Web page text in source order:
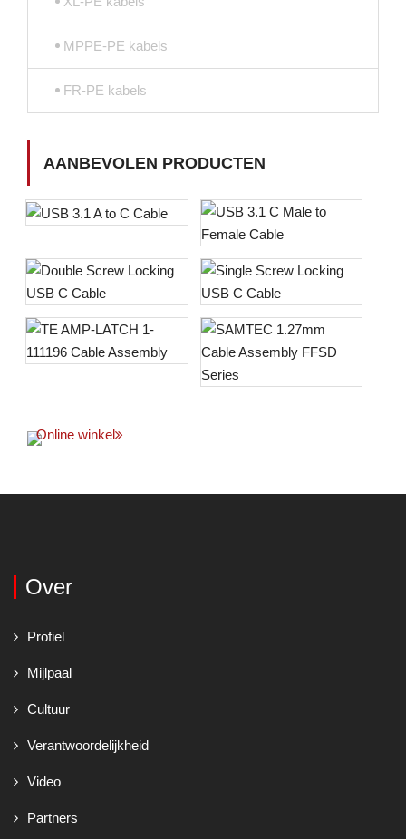
MPPE-PE kabels
FR-PE kabels
AANBEVOLEN PRODUCTEN
Online winkel
Over
Profiel
Mijlpaal
Cultuur
Verantwoordelijkheid
Video
Partners